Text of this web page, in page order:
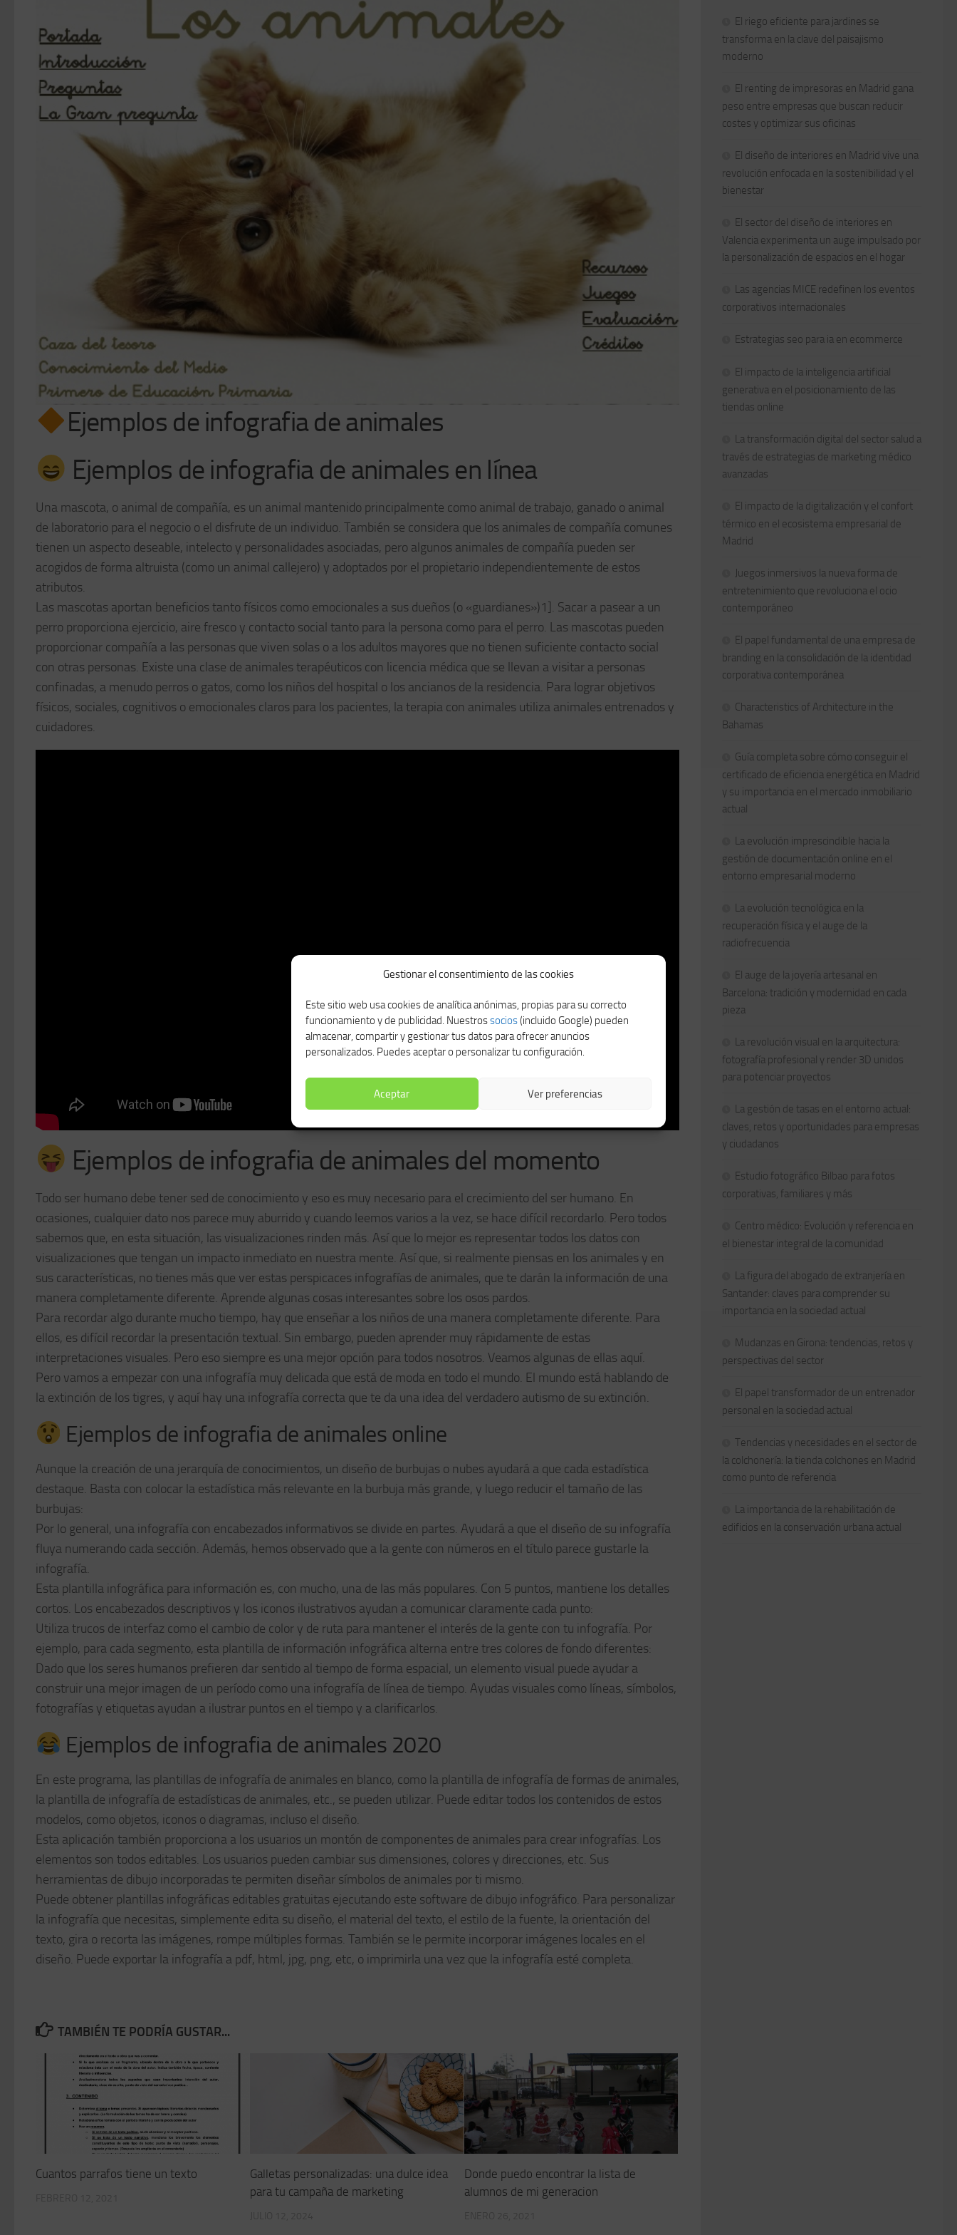
Gestionar el consentimiento de las cookies
Este sitio web usa cookies de analítica anónimas, propias para su correcto
funcionamiento y de publicidad. Nuestrossocios(incluido Google) pueden
almacenar, compartir y gestionar tus datos para ofrecer anuncios
personalizados. Puedes aceptar o personalizar tu configuración.
Aceptar Ver preferencias
Ejemplos de infografia de animales
Ejemplos de infografia de animales en línea
Una mascota, o animal de compañía, es un animal mantenido principalmente como animal de trabajo, ganado o animal
de laboratorio para el negocio o el disfrute de un individuo. También se considera que los animales de compañía comunes
tienen un aspecto deseable, intelecto y personalidades asociadas, pero algunos animales de compañía pueden ser
acogidos de forma altruista (como un animal callejero) y adoptados por el propietario independientemente de estos
atributos.
Las mascotas aportan beneficios tanto físicos como emocionales a sus dueños (o «guardianes»)1]. Sacar a pasear a un
perro proporciona ejercicio, aire fresco y contacto social tanto para la persona como para el perro. Las mascotas pueden
proporcionar compañía a las personas que viven solas o a los adultos mayores que no tienen suficiente contacto social
con otras personas. Existe una clase de animales terapéuticos con licencia médica que se llevan a visitar a personas
confinadas, a menudo perros o gatos, como los niños del hospital o los ancianos de la residencia. Para lograr objetivos
físicos, sociales, cognitivos o emocionales claros para los pacientes, la terapia con animales utiliza animales entrenados y
cuidadores.
Ejemplos de infografia de animales del momento
Todo ser humano debe tener sed de conocimiento y eso es muy necesario para el crecimiento del ser humano. En
ocasiones, cualquier dato nos parece muy aburrido y cuando leemos varios a la vez, se hace difícil recordarlo. Pero todos
sabemos que, en esta situación, las visualizaciones rinden más. Así que lo mejor es representar todos los datos con
visualizaciones que tengan un impacto inmediato en nuestra mente. Así que, si realmente piensas en los animales y en
sus características, no tienes más que ver estas perspicaces infografías de animales, que te darán la información de una
manera completamente diferente. Aprende algunas cosas interesantes sobre los osos pardos.
Para recordar algo durante mucho tiempo, hay que enseñar a los niños de una manera completamente diferente. Para
ellos, es difícil recordar la presentación textual. Sin embargo, pueden aprender muy rápidamente de estas
interpretaciones visuales. Pero eso siempre es una mejor opción para todos nosotros. Veamos algunas de ellas aquí.
Pero vamos a empezar con una infografía muy delicada que está de moda en todo el mundo. El mundo está hablando de
la extinción de los tigres, y aquí hay una infografía correcta que te da una idea del verdadero autismo de su extinción.
Ejemplos de infografia de animales online
Aunque la creación de una jerarquía de conocimientos, un diseño de burbujas o nubes ayudará a que cada estadística
destaque. Basta con colocar la estadística más relevante en la burbuja más grande, y luego reducir el tamaño de las
burbujas:
Por lo general, una infografía con encabezados informativos se divide en partes. Ayudará a que el diseño de su infografía
fluya numerando cada sección. Además, hemos observado que a la gente con números en el título parece gustarle la
infografía.
Esta plantilla infográfica para información es, con mucho, una de las más populares. Con 5 puntos, mantiene los detalles
cortos. Los encabezados descriptivos y los iconos ilustrativos ayudan a comunicar claramente cada punto:
Utiliza trucos de interfaz como el cambio de color y de ruta para mantener el interés de la gente con tu infografía. Por
ejemplo, para cada segmento, esta plantilla de información infográfica alterna entre tres colores de fondo diferentes:
Dado que los seres humanos prefieren dar sentido al tiempo de forma espacial, un elemento visual puede ayudar a
construir una mejor imagen de un período como una infografía de línea de tiempo. Ayudas visuales como líneas, símbolos,
fotografías y etiquetas ayudan a ilustrar puntos en el tiempo y a clarificarlos.
Ejemplos de infografia de animales 2020
En este programa, las plantillas de infografía de animales en blanco, como la plantilla de infografía de formas de animales,
la plantilla de infografía de estadísticas de animales, etc., se pueden utilizar. Puede editar todos los contenidos de estos
modelos, como objetos, iconos o diagramas, incluso el diseño.
Esta aplicación también proporciona a los usuarios un montón de componentes de animales para crear infografías. Los
elementos son todos editables. Los usuarios pueden cambiar sus dimensiones, colores y direcciones, etc. Sus
herramientas de dibujo incorporadas te permiten diseñar símbolos de animales por ti mismo.
Puede obtener plantillas infográficas editables gratuitas ejecutando este software de dibujo infográfico. Para personalizar
la infografía que necesitas, simplemente edita su diseño, el material del texto, el estilo de la fuente, la orientación del
texto, gira o recorta las imágenes, rompe múltiples formas. También se le permite incorporar imágenes locales en el
diseño. Puede exportar la infografía a pdf, html, jpg, png, etc, o imprimirla una vez que la infografía esté completa.
TAMBIÉN TE PODRÍA GUSTAR...
Cuantos parrafos tiene un texto
Galletas personalizadas: una dulce idea
para tu campaña de marketing
Donde puedo encontrar la lista de
alumnos de mi generacion
El riego eficiente para jardines se
transforma en la clave del paisajismo
moderno
El renting de impresoras en Madrid gana
peso entre empresas que buscan reducir
costes y optimizar sus oficinas
El diseño de interiores en Madrid vive una
revolución enfocada en la sostenibilidad y el
bienestar
El sector del diseño de interiores en
Valencia experimenta un auge impulsado por
la personalización de espacios en el hogar
Las agencias MICE redefinen los eventos
corporativos internacionales
Estrategias seo para ia en ecommerce
El impacto de la inteligencia artificial
generativa en el posicionamiento de las
tiendas online
La transformación digital del sector salud a
través de estrategias de marketing médico
avanzadas
El impacto de la digitalización y el confort
térmico en el ecosistema empresarial de
Madrid
Juegos inmersivos la nueva forma de
entretenimiento que revoluciona el ocio
contemporáneo
El papel fundamental de una empresa de
branding en la consolidación de la identidad
corporativa contemporánea
Characteristics of Architecture in the
Bahamas
Guía completa sobre cómo conseguir el
certificado de eficiencia energética en Madrid
y su importancia en el mercado inmobiliario
actual
La evolución imprescindible hacia la
gestión de documentación online en el
entorno empresarial moderno
La evolución tecnológica en la
recuperación física y el auge de la
radiofrecuencia
El auge de la joyería artesanal en
Barcelona: tradición y modernidad en cada
pieza
La revolución visual en la arquitectura:
fotografía profesional y render 3D unidos
para potenciar proyectos
La gestión de tasas en el entorno actual:
claves, retos y oportunidades para empresas
y ciudadanos
Estudio fotográfico Bilbao para fotos
corporativas, familiares y más
Centro médico: Evolución y referencia en
el bienestar integral de la comunidad
La figura del abogado de extranjería en
Santander: claves para comprender su
importancia en la sociedad actual
Mudanzas en Girona: tendencias, retos y
perspectivas del sector
El papel transformador de un entrenador
personal en la sociedad actual
Tendencias y necesidades en el sector de
la colchonería: la tienda colchones en Madrid
como punto de referencia
La importancia de la rehabilitación de
edificios en la conservación urbana actual